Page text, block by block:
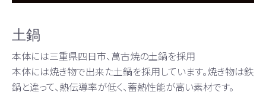
土鍋
本体には三重県四日市、萬古焼の土鍋を採用
本体には焼き物で出来た土鍋を採用しています。焼き物は鉄
鍋と違って、熱伝導率が低く、蓄熱性能が高い素材です。